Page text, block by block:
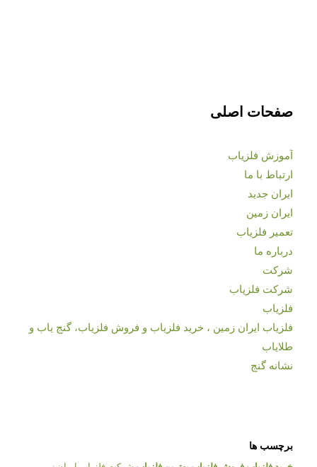
صفحات اصلی
آموزش فلزیاب
ارتباط با ما
ایران جدید
ایران زمین
تعمیر فلزیاب
درباره ما
شرکت
شرکت فلزیاب
فلزیاب
فلزیاب ایران زمین ، خرید فلزیاب و فروش فلزیاب، گنج یاب و
طلایاب
نشانه گنج
برچسب ها